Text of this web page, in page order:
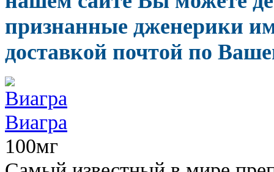
признанные дженерики
доставкой почтой по
Виагра
100мг